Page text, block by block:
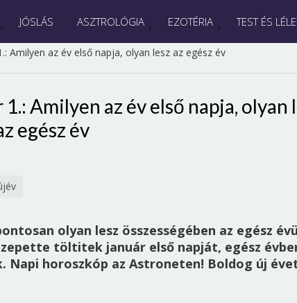
JÓSLÁS ASZTROLÓGIA EZOTÉRIA TEST ÉS
Amilyen az év első napja, olyan lesz az egész év
Amilyen az év első napja, olyan
egész év
olyan lesz összességében az egész
töltitek január első napját, egész
horoszkóp az Astroneten! Boldog új